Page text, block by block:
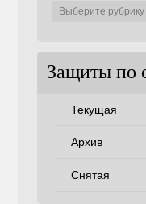
Защиты по
Текущая
Архив
Снятая